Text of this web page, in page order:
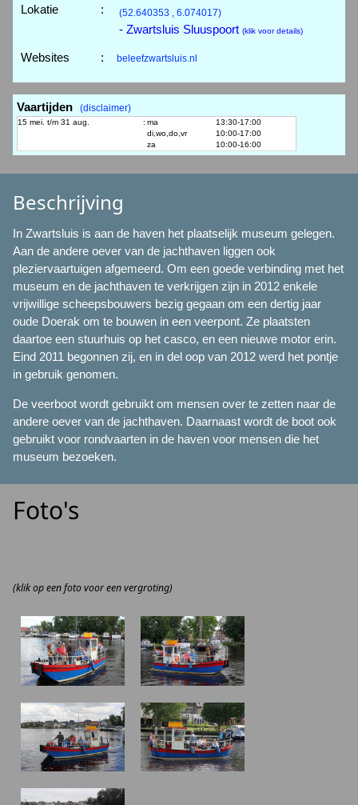
Lokatie : (52.640353 , 6.074017)
- Zwartsluis Sluuspoort (klik voor details)
Websites : beleefzwartsluis.nl
Vaartijden (disclaimer)
15 mei. t/m 31 aug. : ma
di,wo,do,vr
za
13:30-17:00
10:00-17:00
10:00-16:00
Beschrijving
In Zwartsluis is aan de haven het plaatselijk museum gelegen.
Aan de andere oever van de jachthaven liggen ook
pleziervaartuigen afgemeerd. Om een goede verbinding met het
museum en de jachthaven te verkrijgen zijn in 2012 enkele
vrijwillige scheepsbouwers bezig gegaan om een dertig jaar
oude Doerak om te bouwen in een veerpont. Ze plaatsten
daartoe een stuurhuis op het casco, en een nieuwe motor erin.
Eind 2011 begonnen zij, en in del oop van 2012 werd het pontje
in gebruik genomen.
De veerboot wordt gebruikt om mensen over te zetten naar de
andere oever van de jachthaven. Daarnaast wordt de boot ook
gebruikt voor rondvaarten in de haven voor mensen die het
museum bezoeken.
Foto's
(klik op een foto voor een vergroting)